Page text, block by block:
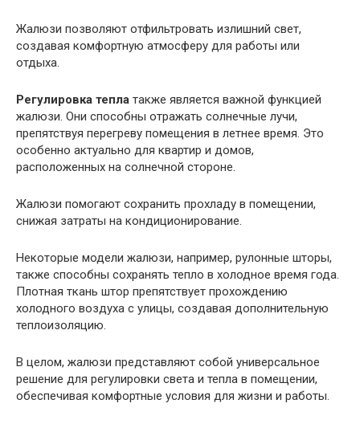
Жалюзи позволяют отфильтровать излишний свет,
создавая комфортную атмосферу для работы или
отдыха.
Регулировка тепла также является важной функцией
жалюзи. Они способны отражать солнечные лучи,
препятствуя перегреву помещения в летнее время. Это
особенно актуально для квартир и домов,
расположенных на солнечной стороне.
Жалюзи помогают сохранить прохладу в помещении,
снижая затраты на кондиционирование.
Некоторые модели жалюзи, например, рулонные шторы,
также способны сохранять тепло в холодное время года.
Плотная ткань штор препятствует прохождению
холодного воздуха с улицы, создавая дополнительную
теплоизоляцию.
В целом, жалюзи представляют собой универсальное
решение для регулировки света и тепла в помещении,
обеспечивая комфортные условия для жизни и работы.